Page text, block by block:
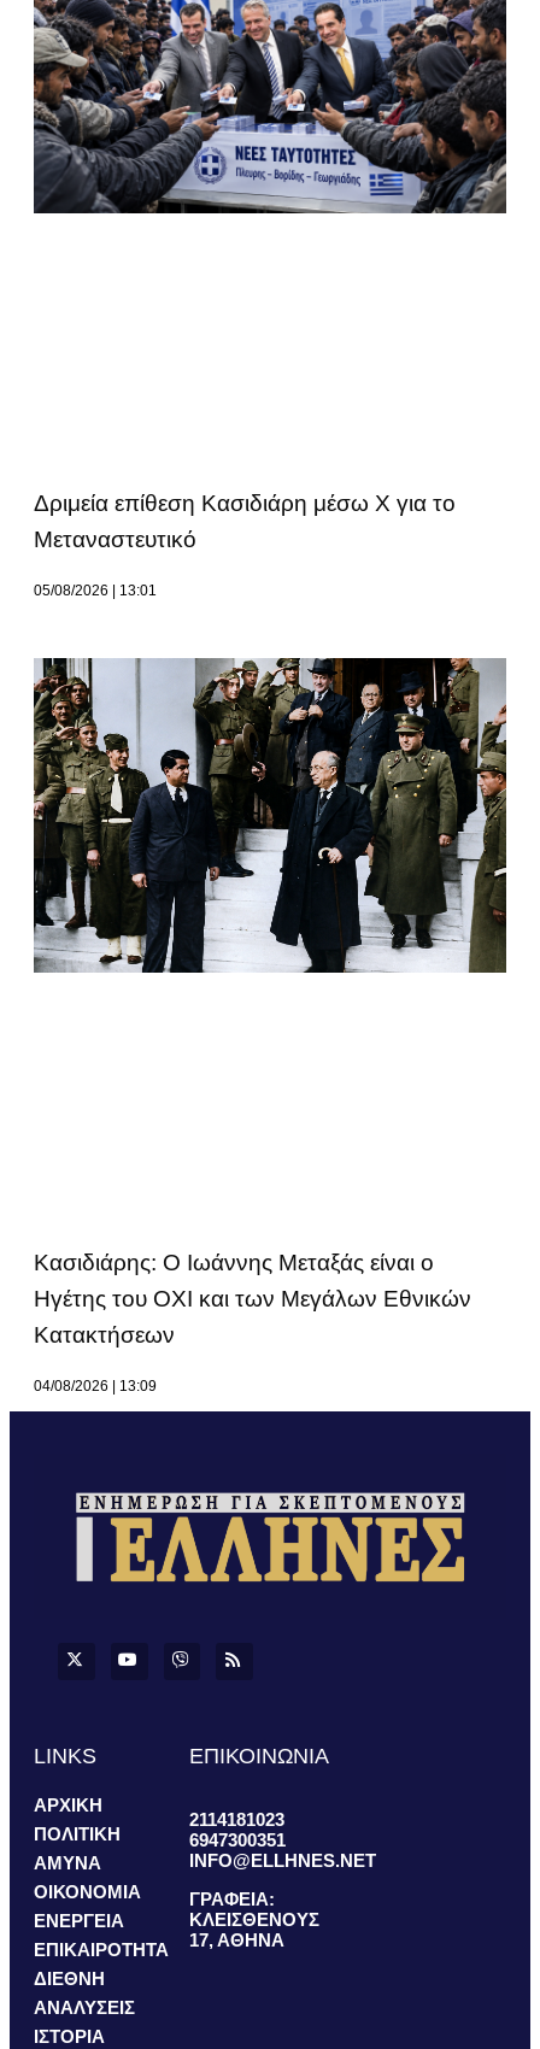
Δριμεία επίθεση Κασιδιάρη μέσω Χ για το
Μεταναστευτικό
05/08/2026 13:01
Κασιδιάρης: Ο Ιωάννης Μεταξάς είναι ο
Ηγέτης του ΟΧΙ και των Μεγάλων Εθνικών
Κατακτήσεων
04/08/2026 13:09
LINKS
ΑΡΧΙΚΗ
ΠΟΛΙΤΙΚΗ
ΑΜΥΝΑ
ΟΙΚΟΝΟΜΙΑ
ΕΝΕΡΓΕΙΑ
ΕΠΙΚΑΙΡΟΤΗΤΑ
ΔΙΕΘΝΗ
ΑΝΑΛΥΣΕΙΣ
ΙΣΤΟΡΙΑ
ΕΠΙΚΟΙΝΩΝΙΑ
2114181023
6947300351
INFO@ELLHNES.NET
ΓΡΑΦΕΙΑ:
ΚΛΕΙΣΘΕΝΟΥΣ
17, ΑΘΗΝΑ